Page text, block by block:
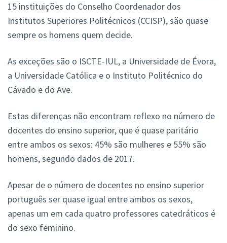
15 instituições do Conselho Coordenador dos
Institutos Superiores Politécnicos (CCISP), são quase
sempre os homens quem decide.
As exceções são o ISCTE-IUL, a Universidade de Évora,
a Universidade Católica e o Instituto Politécnico do
Cávado e do Ave.
Estas diferenças não encontram reflexo no número de
docentes do ensino superior, que é quase paritário
entre ambos os sexos: 45% são mulheres e 55% são
homens, segundo dados de 2017.
Apesar de o número de docentes no ensino superior
português ser quase igual entre ambos os sexos,
apenas um em cada quatro professores catedráticos é
do sexo feminino.